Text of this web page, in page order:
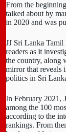
From the
talked about by
in 2020 and was
JJ Sri Lanka Tamil
readers as it
the country, along
mirror that reveals
politics in Sri
In February 2021,
among the 100
according to the
rankings. From